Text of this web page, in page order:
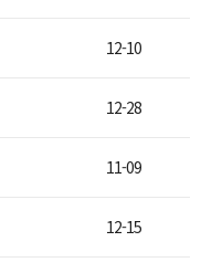
12-10
12-28
11-09
12-15